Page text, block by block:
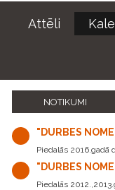
Attēli
NOTIKUMI
"DURBES
Piedalās 2016.gadā
"DURBES
Piedalās